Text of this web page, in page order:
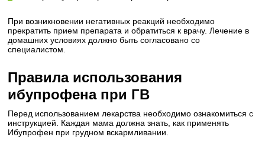
При возникновении негативных реакций необходимо
прекратить прием препарата и обратиться к врачу. Лечение в
домашних условиях должно быть согласовано со
специалистом.
Правила использования
ибупрофена при ГВ
Перед использованием лекарства необходимо ознакомиться с
инструкцией. Каждая мама должна знать, как применять
Ибупрофен при грудном вскармливании.